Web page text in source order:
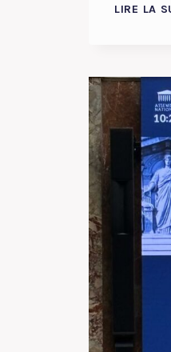
LIRE LA